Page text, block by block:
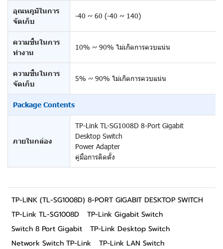
อุณหภูมิในการ
จัดเก็บ
-40 ~ 60 (-40 ~ 140)
ความชื้นในการ
ทำงาน
10% ~ 90% ไม่เกิดการควบแน่น
ความชื้นในการ
จัดเก็บ
5% ~ 90% ไม่เกิดการควบแน่น
Package Contents
ภายในกล่อง
TP-Link TL-SG1008D 8-Port Gigabit
Desktop Switch
Power Adapter
คู่มือการติดตั้ง
TP-LINK (TL-SG1008D) 8-PORT GIGABIT DESKTOP SWITCH
TP-Link TL-SG1008D
TP-Link Gigabit Switch
Switch 8 Port Gigabit
TP-Link Desktop Switch
Network Switch TP-Link
TP-Link LAN Switch